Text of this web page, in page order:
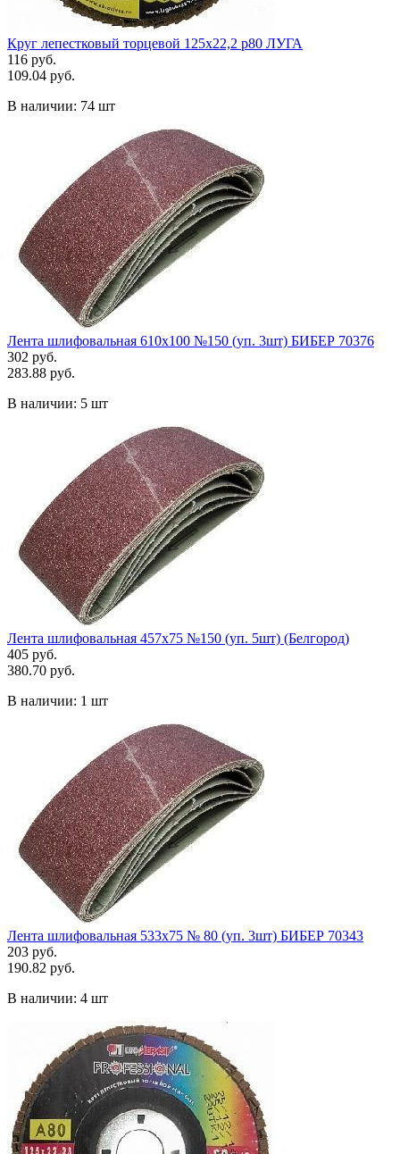
Круг лепестковый торцевой 125х22,2 р80 ЛУГА
116 руб.
109.04 руб.
В наличии: 74 шт
Лента шлифовальная 610х100 №150 (уп. 3шт) БИБЕР 70376
302 руб.
283.88 руб.
В наличии: 5 шт
Лента шлифовальная 457х75 №150 (уп. 5шт) (Белгород)
405 руб.
380.70 руб.
В наличии: 1 шт
Лента шлифовальная 533х75 № 80 (уп. 3шт) БИБЕР 70343
203 руб.
190.82 руб.
В наличии: 4 шт